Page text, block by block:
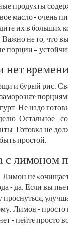
продукты
масло - очень
их в больших
не то, что
порции =
нет
и бурый рис.
Не надо
Остальное -
Готовка не
простой.
с лимоном
Лимон не
- да. Если вы
проснуться,
Лимон -
- пейте просто